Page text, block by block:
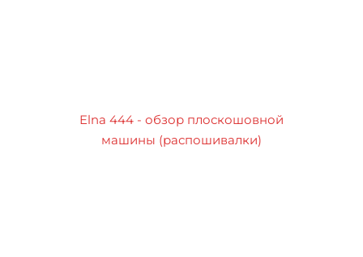
Elna 444 - обзор плоскошовной
машины (распошивалки)